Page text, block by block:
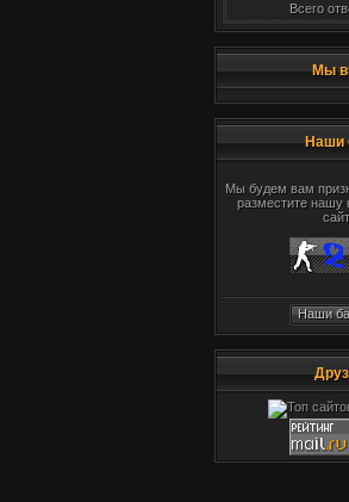
Всего
Мы
Наши
Мы будем вам
разместите нашу
Наши